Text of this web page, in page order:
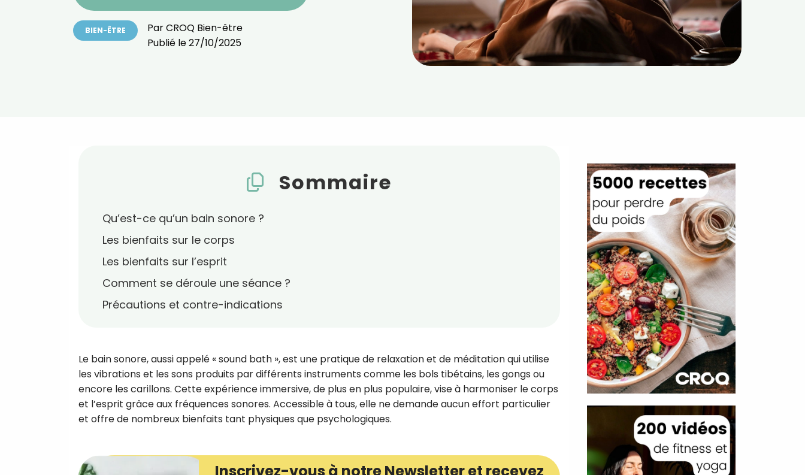
BIEN-ÊTRE ParCROQ Bien-être
Publié le27/10/2025
Sommaire
Qu’est-ce qu’un bain sonore ?
Les bienfaits sur le corps
Les bienfaits sur l’esprit
Comment se déroule une séance ?
Précautions et contre-indications
Le bain sonore, aussi appelé « sound bath », est une pratique de relaxation et de méditation qui utilise
les vibrations et les sons produits par différents instruments comme les bols tibétains, les gongs ou
encore les carillons. Cette expérience immersive, de plus en plus populaire, vise à harmoniser le corps
et l’esprit grâce aux fréquences sonores. Accessible à tous, elle ne demande aucun effort particulier
et offre de nombreux bienfaits tant physiques que psychologiques.